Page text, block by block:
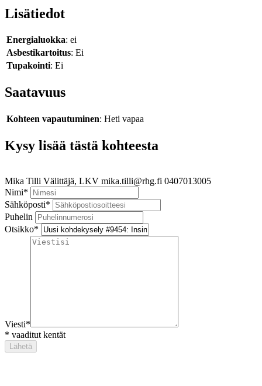
Lisätiedot
Energialuokka: ei
Asbestikartoitus: Ei
Tupakointi: Ei
Saatavuus
Kohteen vapautuminen: Heti vapaa
Kysy lisää tästä kohteesta
Mika Tilli Välittäjä, LKV mika.tilli@rhg.fi 0407013005
Nimi*
Sähköposti*
Puhelin
Otsikko*
Viesti*
* vaaditut kentät